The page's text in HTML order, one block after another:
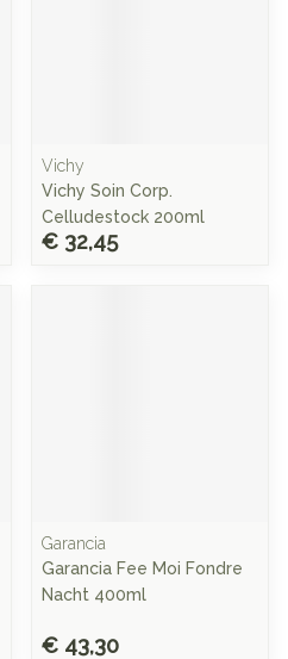
Vichy
Vichy Soin Corp.
Celludestock 200ml
€ 32,45
Garancia
Garancia Fee Moi Fondre
Nacht 400ml
€ 43,30